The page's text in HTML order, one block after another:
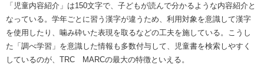
「児童内容紹介」は150文字で、子どもが読んで分かるような内容紹介と
なっている。学年ごとに習う漢字が違うため、利用対象を意識して漢字
を使用したり、噛み砕いた表現を取るなどの工夫を施している。こうし
た「調べ学習」を意識した情報も多数付与して、児童書を検索しやすく
しているのが、TRC MARCの最大の特徴といえる。